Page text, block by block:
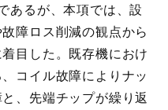
あるが、本項では、設
障ロス削減の観点から
目した。既存機におけ
コイル故障によりナッ
、先端チップが繰り返